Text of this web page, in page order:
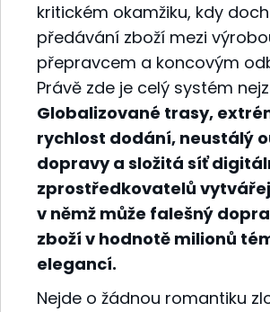
kritickém okamžiku, kdy
předávání zboží mezi
přepravcem a koncovým
Právě zde je celý systém
Globalizované trasy,
rychlost dodání, neustálý
dopravy a složitá síť
zprostředkovatelů
v němž může falešný
zboží v hodnotě milionů
elegancí.
Nejde o žádnou romantiku